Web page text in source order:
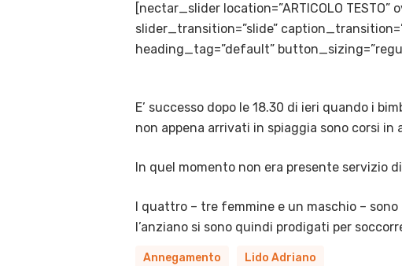
[nectar_slider location=”ARTICOLO
slider_transition=”slide”
heading_tag=”default”
E’ successo dopo le 18.30 di ieri quando i
non appena arrivati in spiaggia sono corsi
In quel momento non era presente servizio
I quattro – tre femmine e un maschio –
l’anziano si sono quindi prodigati per
Annegamento Lido Adriano